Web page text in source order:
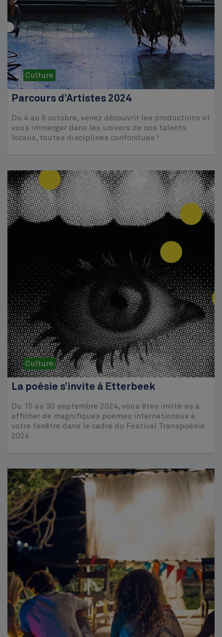
Culture
Parcours d’Artistes 2024
Du 4 au 6 octobre, venez découvrir les productions et
vous immerger dans les univers de nos talents
locaux, toutes disciplines confondues !
Culture
La poésie s’invite à Etterbeek
Du 15 au 30 septembre 2024, vous êtes invité·es à
afficher de magnifiques poèmes internationaux à
votre fenêtre dans le cadre du Festival Transpoésie
2024